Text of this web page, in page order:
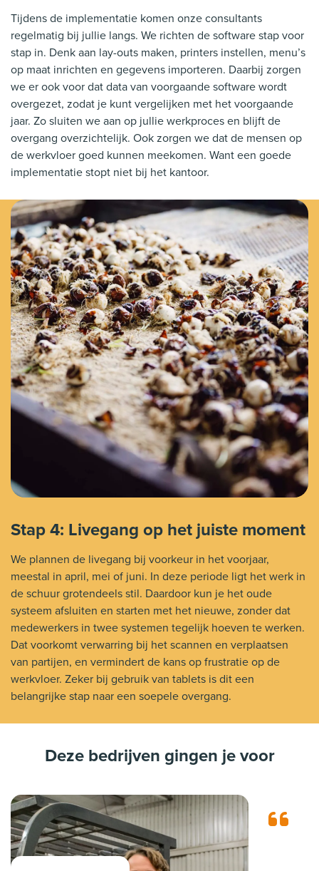
Tijdens de implementatie komen onze consultants
regelmatig bij jullie langs. We richten de software stap voor
stap in. Denk aan lay-outs maken, printers instellen, menu’s
op maat inrichten en gegevens importeren. Daarbij zorgen
we er ook voor dat data van voorgaande software wordt
overgezet, zodat je kunt vergelijken met het voorgaande
jaar. Zo sluiten we aan op jullie werkproces en blijft de
overgang overzichtelijk. Ook zorgen we dat de mensen op
de werkvloer goed kunnen meekomen. Want een goede
implementatie stopt niet bij het kantoor.
Stap 4: Livegang op het juiste moment
We plannen de livegang bij voorkeur in het voorjaar,
meestal in april, mei of juni. In deze periode ligt het werk in
de schuur grotendeels stil. Daardoor kun je het oude
systeem afsluiten en starten met het nieuwe, zonder dat
medewerkers in twee systemen tegelijk hoeven te werken.
Dat voorkomt verwarring bij het scannen en verplaatsen
van partijen, en vermindert de kans op frustratie op de
werkvloer. Zeker bij gebruik van tablets is dit een
belangrijke stap naar een soepele overgang.
Deze bedrijven gingen je voor